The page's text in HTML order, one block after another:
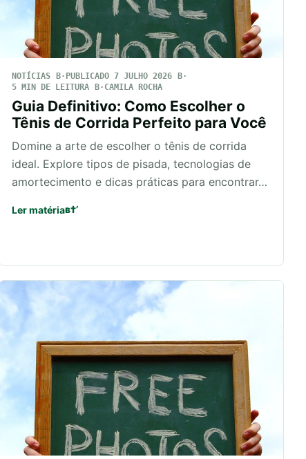
NOTÍCIAS
PUBLICADO 7 JULHO 2026
5 MIN DE LEITURA
CAMILA ROCHA
Guia Definitivo: Como Escolher o
Tênis de Corrida Perfeito para Você
Domine a arte de escolher o tênis de corrida
ideal. Explore tipos de pisada, tecnologias de
amortecimento e dicas práticas para encontrar…
Ler matéria